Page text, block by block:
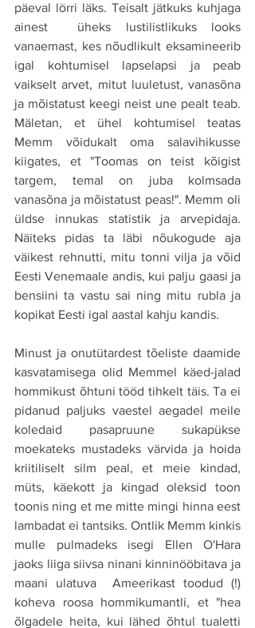
päeval lörri läks. Teisalt jätkuks kuhjaga
ainest  üheks lustilistlikuks looks
vanaemast, kes nõudlikult eksamineerib
igal kohtumisel lapselapsi ja peab
vaikselt arvet, mitut luuletust, vanasõna
ja mõistatust keegi neist une pealt teab.
Mäletan, et ühel kohtumisel teatas
Memm võidukalt oma salavihikusse
kiigates, et "Toomas on teist kõigist
targem, temal on juba kolmsada
vanasõna ja mõistatust peas!". Memm oli
üldse innukas statistik ja arvepidaja.
Näiteks pidas ta läbi nõukogude aja
väikest rehnutti, mitu tonni vilja ja võid
Eesti Venemaale andis, kui palju gaasi ja
bensiini ta vastu sai ning mitu rubla ja
kopikat Eesti igal aastal kahju kandis.
Minust ja onutütardest tõeliste daamide
kasvatamisega olid Memmel käed-jalad
hommikust õhtuni tööd tihkelt täis. Ta ei
pidanud paljuks vaestel aegadel meile
koledaid pasapruune sukapükse
moekateks mustadeks värvida ja hoida
kriitiliselt silm peal, et meie kindad,
müts, käekott ja kingad oleksid toon
toonis ning et me mitte mingi hinna eest
lambadat ei tantsiks. Ontlik Memm kinkis
mulle pulmadeks isegi Ellen O'Hara
jaoks liiga siivsa ninani kinninööbitava ja
maani ulatuva  Ameerikast toodud (!)
koheva roosa hommikumantli, et "hea
õlgadele heita, kui lähed õhtul tualetti